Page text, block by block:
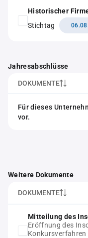
Historischer
Stichtag
Jahresabschlüsse
DOKUMENTE
Für dieses
vor.
Weitere Dokumente
DOKUMENTE
Mitteilung des
Eröffnung des
Konkursverfahren